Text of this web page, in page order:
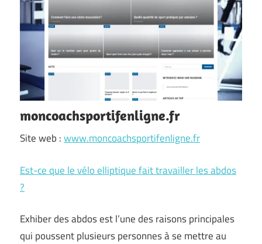
moncoachsportifenligne.fr
Site web :www.moncoachsportifenligne.fr
Est-ce que le vélo elliptique fait travailler les abdos
?
Exhiber des abdos est l’une des raisons principales
qui poussent plusieurs personnes à se mettre au